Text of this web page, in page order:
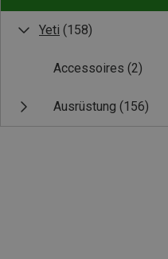
Yeti (158)
Accessoires (2)
Ausrüstung (156)